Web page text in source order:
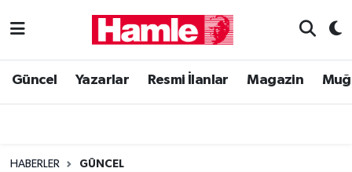
Güncel Yazarlar Resmi İlanlar Magazin
HABERLER GÜNCEL
Güncel
Muğla Nöbetçi Eczaneler